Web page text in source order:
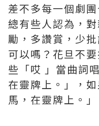
差不多每一個劇
總有些人認為，
勵，多讚賞，少
可以嗎？花旦不
些「哎 」當曲詞
在靈牌上。」，
馬，在靈牌上。